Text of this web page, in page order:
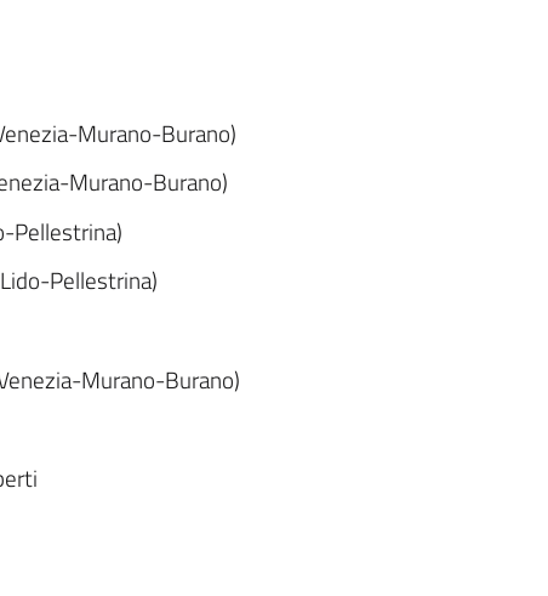
Murano-Burano)
Murano-Burano)
Pellestrina)
Pellestrina)
Murano-Burano)